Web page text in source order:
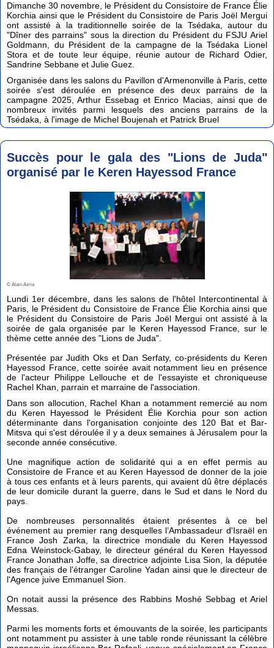
Dimanche 30 novembre, le Président du Consistoire de France Élie
Korchia ainsi que le Président du Consistoire de Paris Joël Mergui
ont assisté à la traditionnelle soirée de la Tsédaka, autour du
"Dîner des parrains" sous la direction du Président du FSJU Ariel
Goldmann, du Président de la campagne de la Tsédaka Lionel
Stora et de toute leur équipe, réunie autour de Richard Odier,
Sandrine Sebbane et Julie Guez.
Organisée dans les salons du Pavillon d'Armenonville à Paris, cette
soirée s'est déroulée en présence des deux parrains de la
campagne 2025, Arthur Essebag et Enrico Macias, ainsi que de
nombreux invités parmi lesquels des anciens parrains de la
Tsédaka, à l'image de Michel Boujenah et Patrick Bruel
Succès pour le gala des "Lions de Juda"
organisé par le Keren Hayessod France
© Alain Azria
Lundi 1er décembre, dans les salons de l'hôtel Intercontinental à
Paris, le Président du Consistoire de France Élie Korchia ainsi que
le Président du Consistoire de Paris Joël Mergui ont assisté à la
soirée de gala organisée par le Keren Hayessod France, sur le
thème cette année des "Lions de Juda".
Présentée par Judith Oks et Dan Serfaty, co-présidents du Keren
Hayessod France, cette soirée avait notamment lieu en présence
de l'acteur Philippe Lellouche et de l'essayiste et chroniqueuse
Rachel Khan, parrain et marraine de l'association.
Dans son allocution, Rachel Khan a notamment remercié au nom
du Keren Hayessod le Président Élie Korchia pour son action
déterminante dans l'organisation conjointe des 120 Bat et Bar-
Mitsva qui s'est déroulée il y a deux semaines à Jérusalem pour la
seconde année consécutive.
Une magnifique action de solidarité qui a en effet permis au
Consistoire de France et au Keren Hayessod de donner de la joie
à tous ces enfants et à leurs parents, qui avaient dû être déplacés
de leur domicile durant la guerre, dans le Sud et dans le Nord du
pays.
De nombreuses personnalités étaient présentes à ce bel
événement au premier rang desquelles l’Ambassadeur d'Israël en
France Josh Zarka, la directrice mondiale du Keren Hayessod
Edna Weinstock-Gabay, le directeur général du Keren Hayessod
France Jonathan Joffe, sa directrice adjointe Lisa Sion, la députée
des français de l'étranger Caroline Yadan ainsi que le directeur de
l'Agence juive Emmanuel Sion.
On notait aussi la présence des Rabbins Moshé Sebbag et Ariel
Messas.
Parmi les moments forts et émouvants de la soirée, les participants
ont notamment pu assister à une table ronde réunissant la célèbre